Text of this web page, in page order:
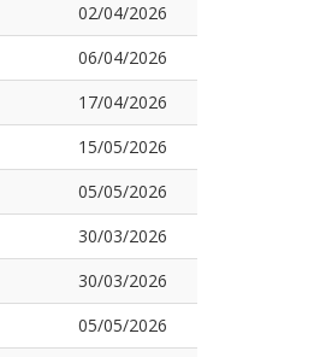
02/04/2026
06/04/2026
17/04/2026
15/05/2026
05/05/2026
30/03/2026
30/03/2026
05/05/2026